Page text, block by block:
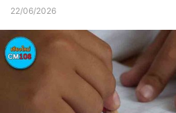
22/06/2026